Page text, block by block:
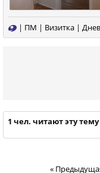
| ПМ | Визитка |
1 чел. читают эту
«